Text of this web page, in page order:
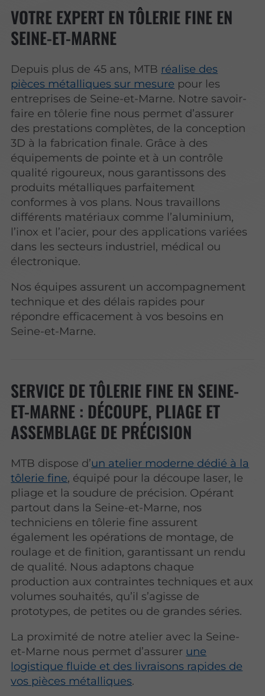
VOTRE EXPERT EN TÔLERIE FINE EN
SEINE-ET-MARNE
Depuis plus de 45 ans, MTB réalise des
pièces métalliques sur mesure pour les
entreprises de Seine-et-Marne. Notre savoir-
faire en tôlerie fine nous permet d’assurer
des prestations complètes, de la conception
3D à la fabrication finale. Grâce à des
équipements de pointe et à un contrôle
qualité rigoureux, nous garantissons des
produits métalliques parfaitement
conformes à vos plans. Nous travaillons
différents matériaux comme l’aluminium,
l’inox et l’acier, pour des applications variées
dans les secteurs industriel, médical ou
électronique.
Nos équipes assurent un accompagnement
technique et des délais rapides pour
répondre efficacement à vos besoins en
Seine-et-Marne.
SERVICE DE TÔLERIE FINE EN SEINE-
ET-MARNE : DÉCOUPE, PLIAGE ET
ASSEMBLAGE DE PRÉCISION
MTB dispose d’un atelier moderne dédié à la
tôlerie fine, équipé pour la découpe laser, le
pliage et la soudure de précision. Opérant
partout dans la Seine-et-Marne, nos
techniciens en tôlerie fine assurent
également les opérations de montage, de
roulage et de finition, garantissant un rendu
de qualité. Nous adaptons chaque
production aux contraintes techniques et aux
volumes souhaités, qu’il s’agisse de
prototypes, de petites ou de grandes séries.
La proximité de notre atelier avec la Seine-
et-Marne nous permet d’assurer une
logistique fluide et des livraisons rapides de
vos pièces métalliques.